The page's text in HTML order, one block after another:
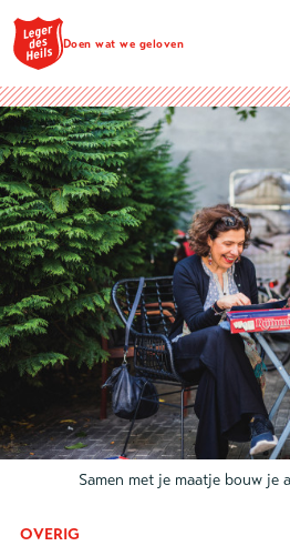
Ga
Doen wat we geloven
OVERIG
Samen met je maatje bouw